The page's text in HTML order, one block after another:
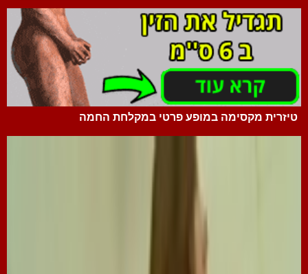
טיזרית מקסימה במופע פרטי במקלחת החמה